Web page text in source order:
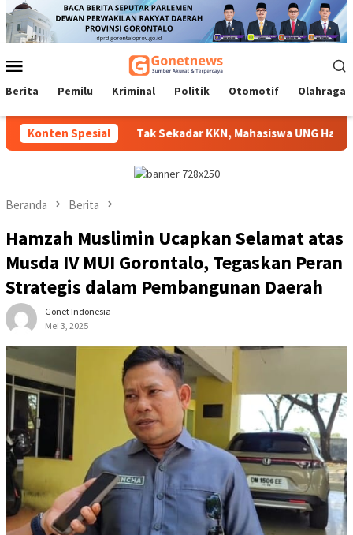
Loncat
ke
konten
Mobile
Berita Pemilu Kriminal Politik Otomotif Olahraga
Konten SpesialTak Sekadar KKN, Mahasiswa UNG Hadirkan
Beranda Berita
Hamzah Muslimin Ucapkan Selamat atas
Musda IV MUI Gorontalo, Tegaskan Peran
Strategis dalam Pembangunan Daerah
Gonet Indonesia
Mei 3, 2025